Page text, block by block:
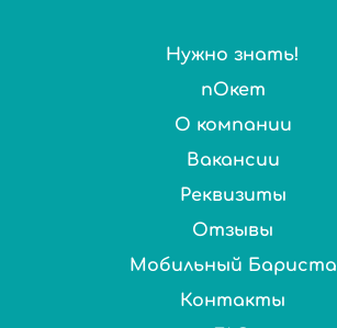
Нужно знать!
пОкет
О компании
Вакансии
Реквизиты
Отзывы
Мобильный Бариста
Контакты